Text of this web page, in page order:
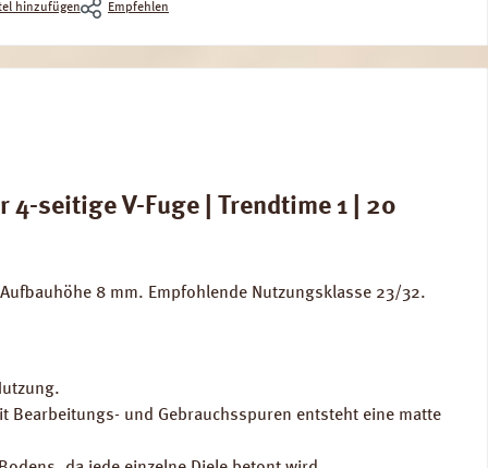
hinzufügen Empfehlen
seitige V-Fuge | Trendtime 1 | 20
8 mm. Empfohlende Nutzungsklasse 23/32.
und Gebrauchsspuren entsteht eine matte